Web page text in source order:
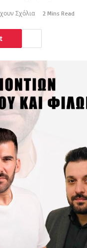
Σχόλια 2 Mins Read